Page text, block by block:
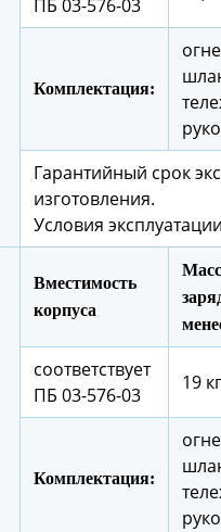
ПБ 03-576-03
Комплектация:
Гарантийный срок
изготовления.
Условия
Вместимость
корпуса
соответствует
ПБ 03-576-03
19
Комплектация: